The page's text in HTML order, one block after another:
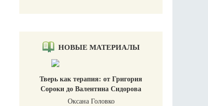
НОВЫЕ МАТЕРИАЛЫ
Тверь как терапия: от Григория
Сороки до Валентина Сидорова
Оксана Головко